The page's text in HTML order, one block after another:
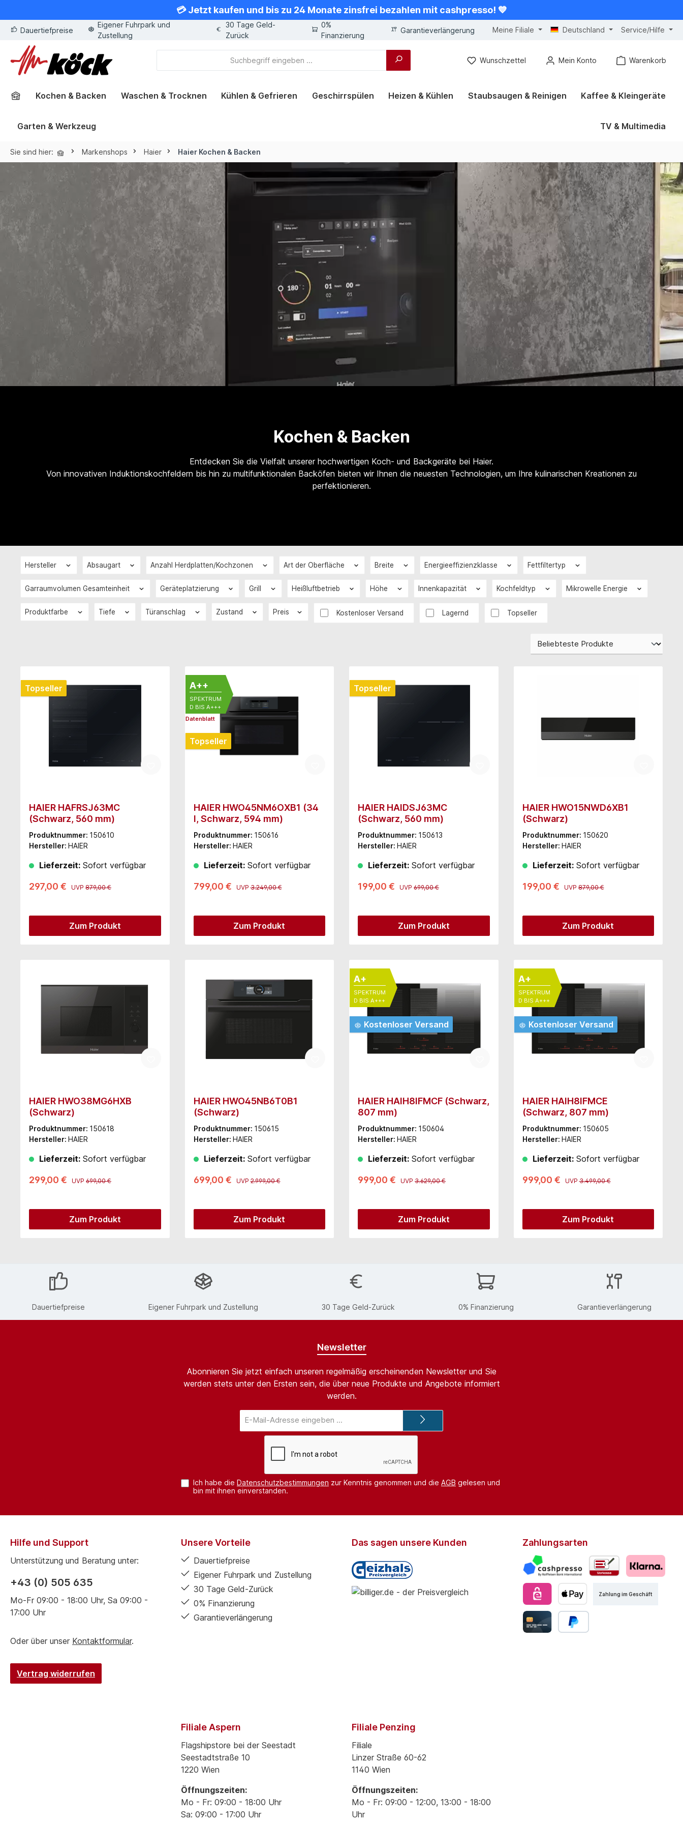
💳 Jetzt kaufen und bis zu 24 Monate zinsfrei bezahlen mit cashpresso! 💙
Dauertiefpreise
Eigener Fuhrpark und
Zustellung
30 Tage Geld-
Zurück
0%
Finanzierung
Garantieverlängerung Meine Filiale Deutschland Service/Hilfe
Wunschzettel Mein Konto Warenkorb
Kochen & Backen Waschen & Trocknen Kühlen & Gefrieren Geschirrspülen Heizen & Kühlen Staubsaugen & Reinigen Kaffee & Kleingeräte
Garten & Werkzeug TV & Multimedia
Sie sind hier: Markenshops Haier Haier Kochen & Backen
Kochen & Backen
Entdecken Sie die Vielfalt unserer hochwertigen Koch- und Backgeräte bei Haier.
Von innovativen Induktionskochfeldern bis hin zu multifunktionalen Backöfen bieten wir Ihnen die neuesten Technologien, um Ihre kulinarischen Kreationen zu
perfektionieren.
Hersteller Absaugart Anzahl Herdplatten/Kochzonen Art der Oberfläche Breite Energieeffizienzklasse Fettfiltertyp
Garraumvolumen Gesamteinheit Geräteplatzierung Grill Heißluftbetrieb Höhe Innenkapazität Kochfeldtyp Mikrowelle Energie
Produktfarbe Tiefe Türanschlag Zustand Preis Filter hinzufügen: Versandkostenfrei
Kostenloser Versand Lagernd Topseller
Topseller
HAIER HAFRSJ63MC
(Schwarz, 560 mm)
Produktnummer: 150610
Hersteller: HAIER
Lieferzeit: Sofort verfügbar
297,00 € UVP 879,00 €
Zum Produkt
A++
SPEKTRUM
D BIS A+++
Datenblatt
Topseller
HAIER HWO45NM6OXB1 (34
l, Schwarz, 594 mm)
Produktnummer: 150616
Hersteller: HAIER
Lieferzeit:Sofort verfügbar
799,00 € UVP3.249,00 €
Zum Produkt
Topseller
HAIER HAIDSJ63MC
(Schwarz, 560 mm)
Produktnummer: 150613
Hersteller: HAIER
Lieferzeit: Sofort verfügbar
199,00 € UVP 699,00 €
Zum Produkt
HAIER HWO15NWD6XB1
(Schwarz)
Produktnummer: 150620
Hersteller: HAIER
Lieferzeit:Sofort verfügbar
199,00 € UVP879,00 €
Zum Produkt
HAIER HWO38MG6HXB
(Schwarz)
Produktnummer: 150618
Hersteller: HAIER
Lieferzeit: Sofort verfügbar
299,00 € UVP 699,00 €
Zum Produkt
HAIER HWO45NB6T0B1
(Schwarz)
Produktnummer: 150615
Hersteller: HAIER
Lieferzeit:Sofort verfügbar
699,00 € UVP2.999,00 €
Zum Produkt
A+
SPEKTRUM
D BIS A+++
Kostenloser Versand
HAIER HAIH8IFMCF (Schwarz,
807 mm)
Produktnummer: 150604
Hersteller: HAIER
Lieferzeit: Sofort verfügbar
999,00 € UVP 3.629,00 €
Zum Produkt
A+
SPEKTRUM
D BIS A+++
Kostenloser Versand
HAIER HAIH8IFMCE
(Schwarz, 807 mm)
Produktnummer: 150605
Hersteller: HAIER
Lieferzeit:Sofort verfügbar
999,00 € UVP3.499,00 €
Zum Produkt
Dauertiefpreise Eigener Fuhrpark und Zustellung 30 Tage Geld-Zurück 0% Finanzierung Garantieverlängerung
Newsletter
Abonnieren Sie jetzt einfach unseren regelmäßig erscheinenden Newsletter und Sie
werden stets unter den Ersten sein, die über neue Produkte und Angebote informiert
werden.
Mail-
Adresse*
Ich habe die Datenschutzbestimmungen zur Kenntnis genommen und die AGB gelesen und
bin mit ihnen einverstanden.
Hilfe und Support
Unterstützung und Beratung unter:
+43 (0) 505 635
Mo-Fr 09:00 - 18:00 Uhr, Sa 09:00 -
17:00 Uhr
Oder über unser Kontaktformular.
Vertrag widerrufen
Unsere Vorteile
Dauertiefpreise
Eigener Fuhrpark und Zustellung
30 Tage Geld-Zurück
0% Finanzierung
Garantieverlängerung
Das sagen unsere Kunden Zahlungsarten
Zahlung im Geschäft
Filiale Aspern
Flagshipstore bei der Seestadt
Seestadtstraße 10
1220 Wien
Öffnungszeiten:
Mo - Fr: 09:00 - 18:00 Uhr
Sa: 09:00 - 17:00 Uhr
Filiale Penzing
Filiale
Linzer Straße 60-62
1140 Wien
Öffnungszeiten:
Mo - Fr: 09:00 - 12:00, 13:00 - 18:00
Uhr